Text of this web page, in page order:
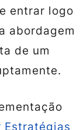
entrar logo
abordagem
de um
Estratégias